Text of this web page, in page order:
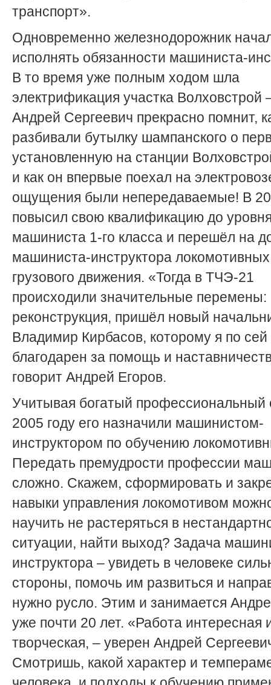
транспорт».
Одновременно железнодорожник
исполнять обязанности машиниста-
В то время уже полным ходом шла
электрификация участка Волховстрой
Андрей Сергеевич прекрасно помнит,
разбивали бутылку шампанского о
установленную на станции
и как он впервые поехал на
ощущения были непередаваемые! В
повысил свою квалификацию до
машиниста 1-го класса и перешёл на
машиниста-инструктора
грузового движения. «Тогда в ТЧЭ-21
происходили значительные перемены:
реконструкция, пришёл новый
Владимир Кирбасов, которому я по сей
благодарен за помощь и
говорит Андрей Егоров.
Учитывая богатый профессиональный
2005 году его назначили машинистом-
инструктором по обучению
Передать премудрости профессии
сложно. Скажем, сформировать и
навыки управления локомотивом
научить не растеряться в
ситуации, найти выход? Задача
инструктора – увидеть в человеке
стороны, помочь им развиться и
нужно русло. Этим и занимается
уже почти 20 лет. «Работа интересная
творческая, – уверен Андрей
Смотришь, какой характер и